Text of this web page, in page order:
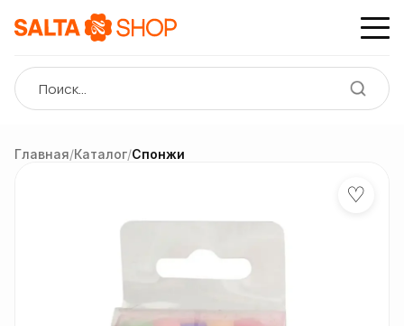
Главная/Каталог/Спонжи
♡